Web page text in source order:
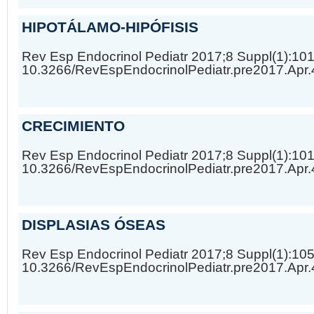
HIPOTÁLAMO-HIPÓFISIS
Rev Esp Endocrinol Pediatr 2017;8
10.3266/
CRECIMIENTO
Rev Esp Endocrinol Pediatr 2017;8
10.3266/
DISPLASIAS ÓSEAS
Rev Esp Endocrinol Pediatr 2017;8
10.3266/